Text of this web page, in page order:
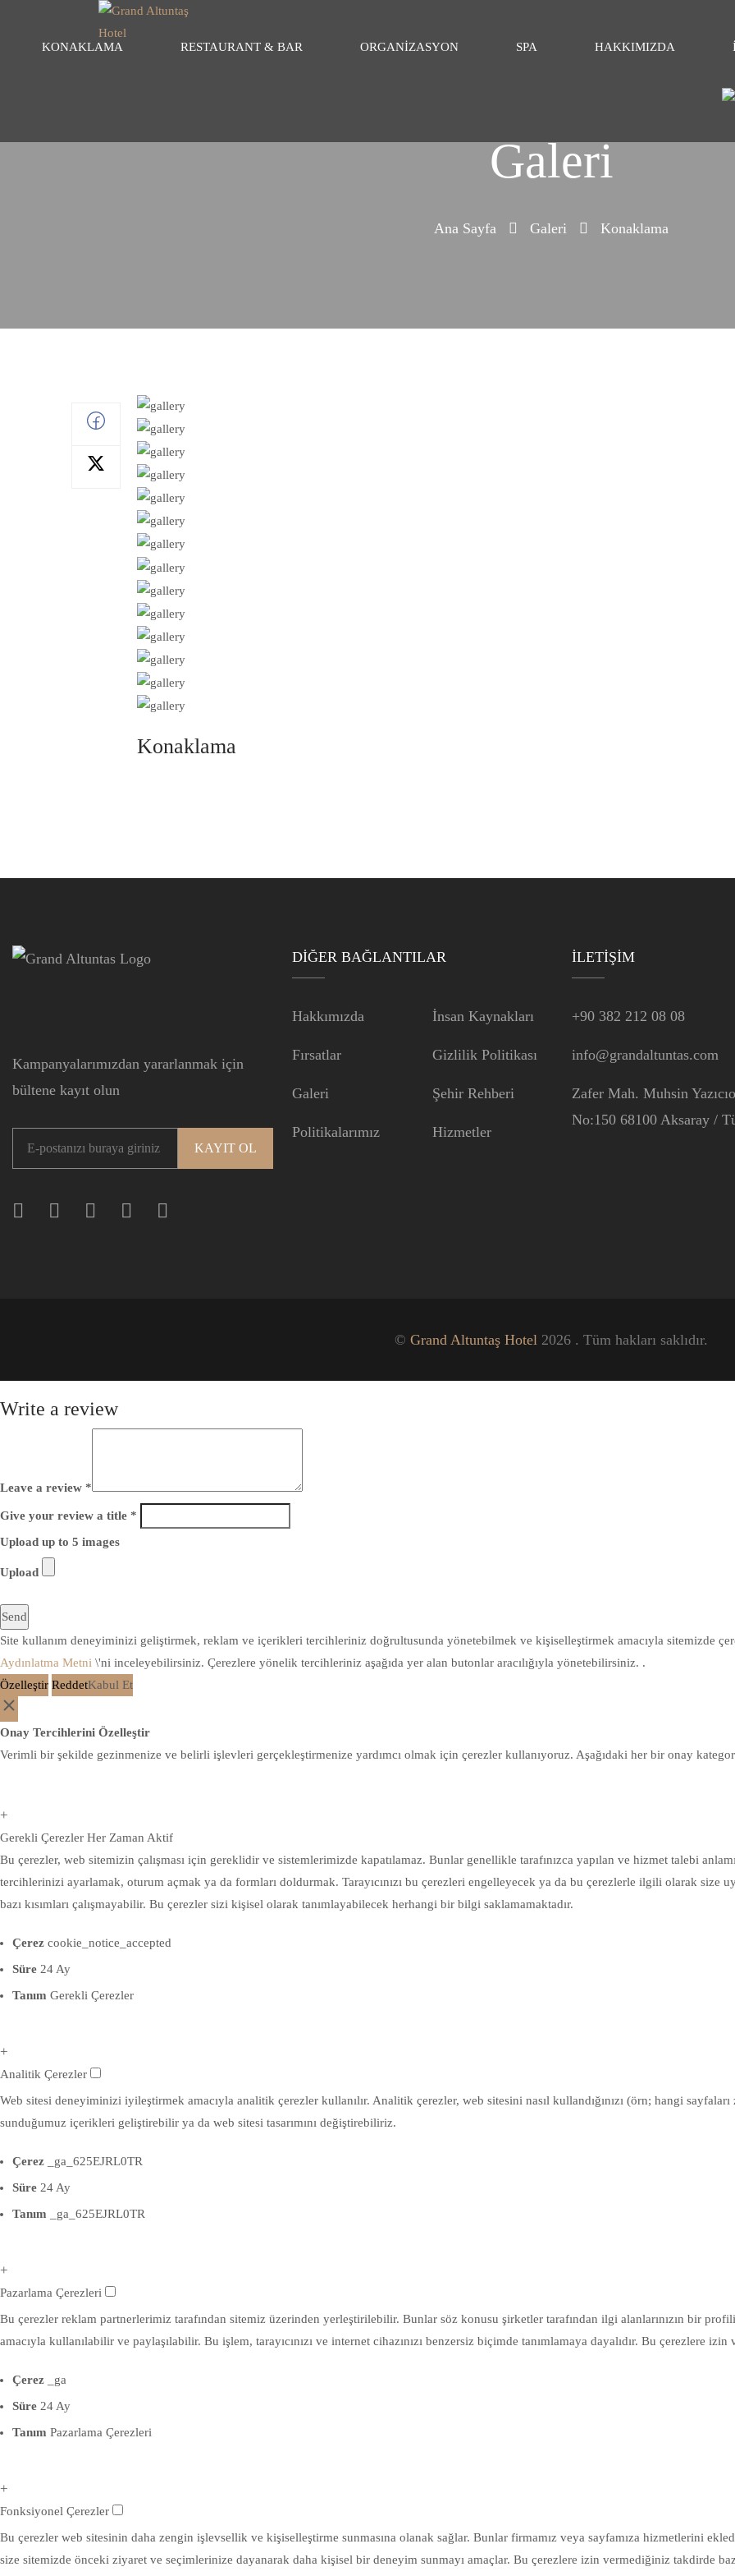
KONAKLAMA RESTAURANT & BAR ORGANIZASYON SPA HAKKIMIZDA
Galeri
Ana Sayfa Galeri Konaklama
Konaklama
Kampanyalarımızdan yararlanmak için
bültene kayıt olun
DIĞER BAĞLANTILAR
Hakkımızda
Fırsatlar
Galeri
Politikalarımız
İnsan Kaynakları
Gizlilik Politikası
Şehir Rehberi
Hizmetler
İLETIŞIM
+90 382 212 08 08
info@grandaltuntas.com
Zafer Mah. Muhsin
No:150 68100 Aksaray /
© Grand Altuntaş Hotel 2026 . Tüm hakları saklıdır.
Write a review
Leave a review *
Give your review a title *
Upload up to 5 images
Upload
Send
Site kullanım deneyiminizi geliştirmek, reklam ve içerikleri tercihleriniz doğrultusunda yönetebilmek ve kişiselleştirmek amacıyla sitemizde
Aydınlatma Metni \'ni inceleyebilirsiniz. Çerezlere yönelik tercihleriniz aşağıda yer alan butonlar aracılığıyla yönetebilirsiniz. .
Özelleştir ReddetKabul Et
Onay Tercihlerini Özelleştir
Verimli bir şekilde gezinmenize ve belirli işlevleri gerçekleştirmenize yardımcı olmak için çerezler kullanıyoruz. Aşağıdaki her bir onay
+
Gerekli Çerezler Her Zaman Aktif
Bu çerezler, web sitemizin çalışması için gereklidir ve sistemlerimizde kapatılamaz. Bunlar genellikle tarafınızca yapılan ve hizmet talebi
tercihlerinizi ayarlamak, oturum açmak ya da formları doldurmak. Tarayıcınızı bu çerezleri engelleyecek ya da bu çerezlerle ilgili olarak size
bazı kısımları çalışmayabilir. Bu çerezler sizi kişisel olarak tanımlayabilecek herhangi bir bilgi saklamamaktadır.
Çerez cookie_notice_accepted
Süre 24 Ay
Tanım Gerekli Çerezler
+
Analitik Çerezler
Web sitesi deneyiminizi iyileştirmek amacıyla analitik çerezler kullanılır. Analitik çerezler, web sitesini nasıl kullandığınızı (örn; hangi
sunduğumuz içerikleri geliştirebilir ya da web sitesi tasarımını değiştirebiliriz.
Çerez
_ga_625EJRL0TR
Süre 24 Ay
Tanım
_ga_625EJRL0TR
+
Pazarlama Çerezleri
Bu çerezler reklam partnerlerimiz tarafından sitemiz üzerinden yerleştirilebilir. Bunlar söz konusu şirketler tarafından ilgi alanlarınızın bir
amacıyla kullanılabilir ve paylaşılabilir. Bu işlem, tarayıcınızı ve internet cihazınızı benzersiz biçimde tanımlamaya dayalıdır. Bu çerezlere
Çerez
_ga
Süre 24 Ay
Tanım Pazarlama Çerezleri
+
Fonksiyonel Çerezler
Bu çerezler web sitesinin daha zengin işlevsellik ve kişiselleştirme sunmasına olanak sağlar. Bunlar firmamız veya sayfamıza hizmetlerini
size sitemizde önceki ziyaret ve seçimlerinize dayanarak daha kişisel bir deneyim sunmayı amaçlar. Bu çerezlere izin vermediğiniz takdirde